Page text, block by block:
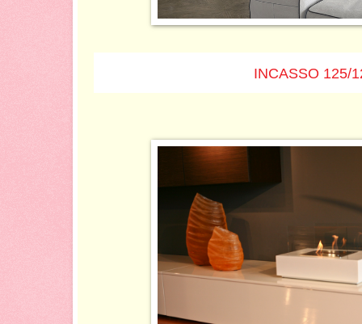
INCASSO 125/